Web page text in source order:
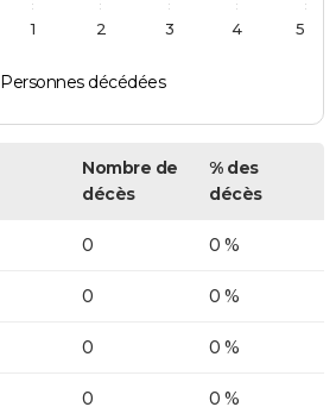
Personnes décédées
1 2 3 4 5
Nombre de
décès
% des
décès
0 0 %
0 0 %
0 0 %
0 0 %